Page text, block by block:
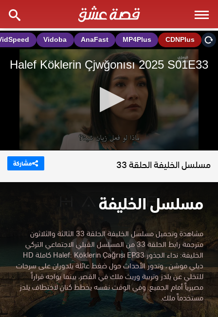
مسلسل الخليفة الحلقة 33 مشاركة
مسلسل الخليفة
مشاهدة وتحميل مسلسل الخليفة الحلقة 33 الثالثة والثلاثون
مترجمة رابط الحلقة 33 من المسلسل القبلي الاجتماعي التركي
الخليفة: نداء الجذور Halef: Köklerin Çağrısı EP33 كاملة HD
ديلي موشن،وتدور الأحداث حول ضغط عائلة يلدوران على سرحات
للتخلي عن يلدز وتربية وريث ملك في القصر، بينما يواجه قراراً
مصيرياً أمام الجميع. وفي الوقت نفسه يخطط كنان لاختطاف يلدز
مستخدماً ملك.